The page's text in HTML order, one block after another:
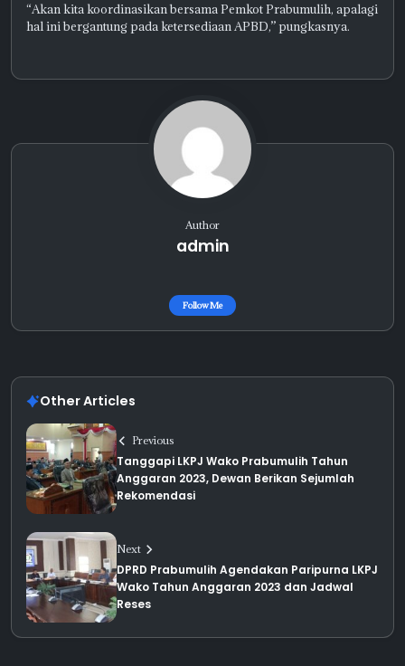
“Akan kita koordinasikan bersama Pemkot Prabumulih, apalagi
hal ini bergantung pada ketersediaan APBD,” pungkasnya.
Author
admin
Follow Me
Other Articles
Previous
Tanggapi LKPJ Wako Prabumulih Tahun
Anggaran 2023, Dewan Berikan Sejumlah
Rekomendasi
Next
DPRD Prabumulih Agendakan Paripurna LKPJ
Wako Tahun Anggaran 2023 dan Jadwal
Reses